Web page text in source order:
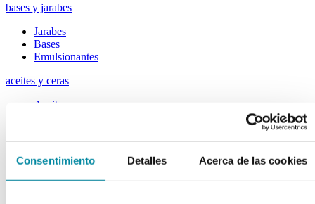
Consentimiento Detalles Acerca de las cookies
bases y jarabes
Jarabes
Bases
Emulsionantes
aceites y ceras
Aceites
extractos y perfumes
Esencias naturales